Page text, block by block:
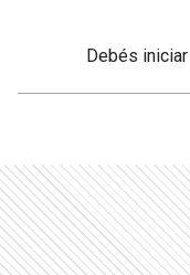
Debés